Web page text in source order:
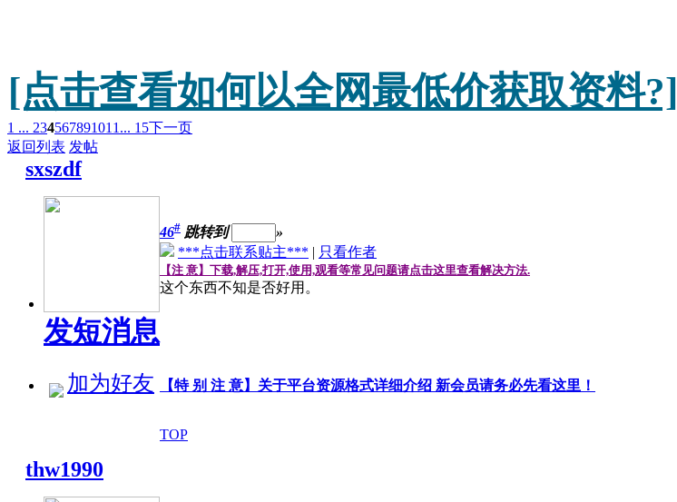
[点击查看如何以全网最低价获取资料?]
1 ... 234567891011 ... 15下一页
返回列表 发帖
sxszdf
发短消息
加为好友
46# 跳转到
»
***点击联系贴主*** | 只看作者
【注 意】下载,解压,打开,使用,观看等常见问题请点击这里查看解决方法.
这个东西不知是否好用。
【特 别 注 意】关于平台资源格式详细介绍 新会员请务必先看这里！
TOP
thw1990